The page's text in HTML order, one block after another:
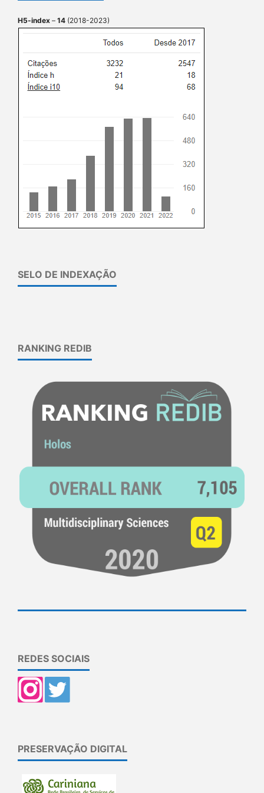
H5-index – 14 (2018-2023)
SELO DE INDEXAÇÃO
RANKING REDIB
REDES SOCIAIS
PRESERVAÇÃO DIGITAL